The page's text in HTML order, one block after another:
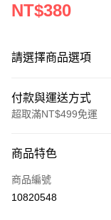
NT$380
請選擇商品選項
付款與運送方式
超取滿NT$499免運
信用卡一次付款
超商取貨付款
商品特色
商品編號
10820548